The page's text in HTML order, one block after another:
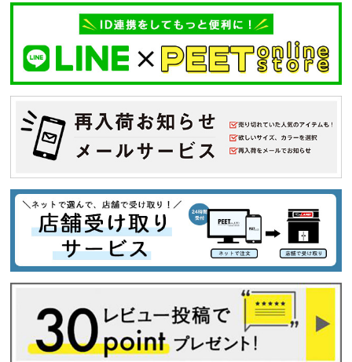
XL
XXL
XXXL
29inc
30inc
32inc
34inc
36inc
38inc
40inc
KIDS
カラー
tune 絞り込んで検索する